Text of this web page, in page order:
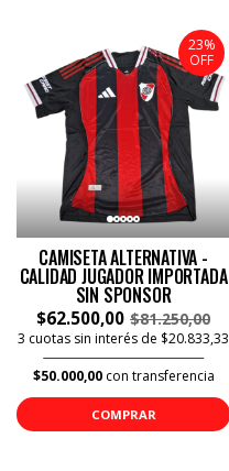
23%
OFF
CAMISETA ALTERNATIVA -
CALIDAD JUGADOR IMPORTADA
SIN SPONSOR
$62.500,00 $81.250,00
3 cuotas sin interés de $20.833,33
$50.000,00con transferencia
COMPRAR